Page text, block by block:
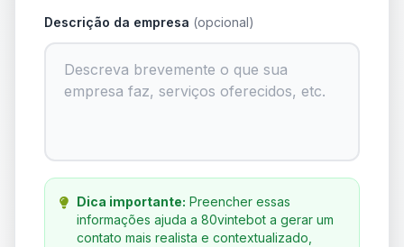
Descrição da empresa (opcional)
Dica importante: Preencher essas
informações ajuda a 80vintebot a gerar um
contato mais realista e contextualizado,